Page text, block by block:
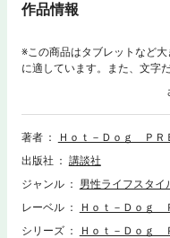
作品情報
※この商品はタブレットなど
に適しています。また、文字
ト、検索、辞書の参照、引用
人女子のための本音マガジ
編」。大人女子たちに、ひと
ゃ、AV使用の実態から頻度ま
著者
Ｈｏｔ－Ｄｏｇ ＰＲ
出版社
講談社
ジャンル
男性ライフスタイ
レーベル
Ｈｏｔ－Ｄｏｇ
シリーズ
Ｈｏｔ－Ｄｏｇ